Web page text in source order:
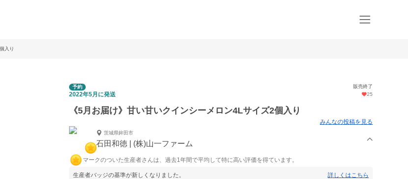
入り
予約 販売終了
2022年5月に発送 25
《5月お届け》甘い甘いクインシーメロン4Lサイズ2個入り
みんなの投稿を見る
茨城県鉾田市
石田和徳 | (株)山一ファーム
マークのついた生産者さんは、過去1年間で平均して特に高い評価を得ています。
生産者バッジの基準が新しくなりました。 詳しくはこちら